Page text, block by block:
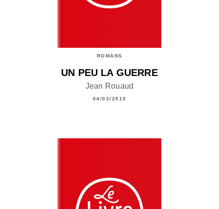
ROMANS
UN PEU LA GUERRE
Jean Rouaud
04/03/2015